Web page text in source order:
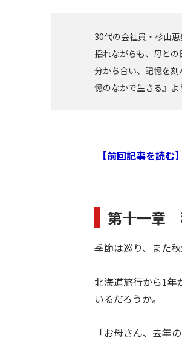
30代の会社員・杉山
揺れながらも、母と
分かち合い、記憶を
憶のなかで生きる』よ
【前回記事を読
第十一章
季節は巡り、また秋
北海道旅行から1年
いるだろうか。
「お母さん、去年